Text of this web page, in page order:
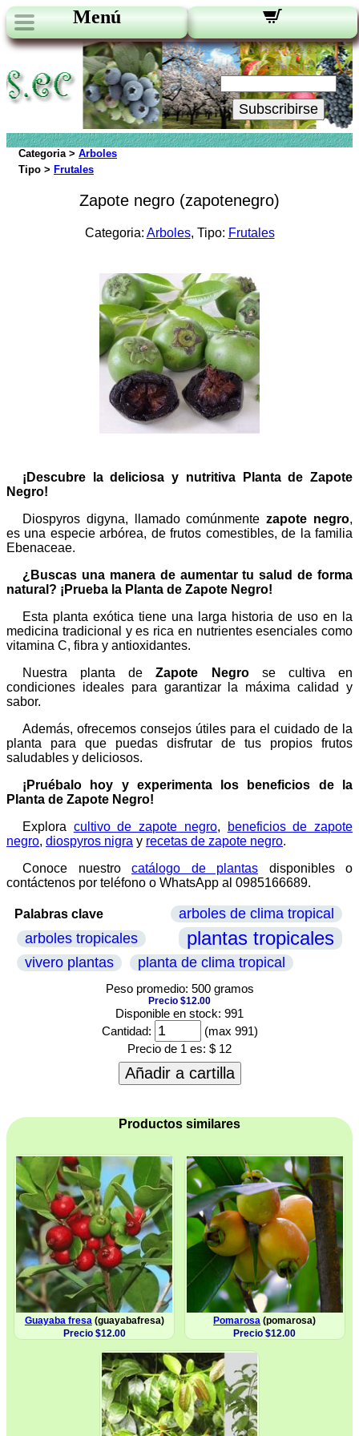
Menú
Novedades:
Su Email:
Subscribirse
Categoria > Arboles
Tipo > Frutales
Zapote negro (zapotenegro)
Categoria: Arboles, Tipo: Frutales
¡Descubre la deliciosa y nutritiva Planta de Zapote
Negro!
Diospyros digyna, llamado comúnmentezapote negro,
es una especie arbórea, de frutos comestibles, de la familia
Ebenaceae.
¿Buscas una manera de aumentar tu salud de forma
natural? ¡Prueba la Planta de Zapote Negro!
Esta planta exótica tiene una larga historia de uso en la
medicina tradicional y es rica en nutrientes esenciales como
vitamina C, fibra y antioxidantes.
Nuestra planta deZapote Negro se cultiva en
condiciones ideales para garantizar la máxima calidad y
sabor.
Además, ofrecemos consejos útiles para el cuidado de la
planta para que puedas disfrutar de tus propios frutos
saludables y deliciosos.
¡Pruébalo hoy y experimenta los beneficios de la
Planta de Zapote Negro!
Explora cultivo de zapote negro,
beneficios de zapote
negro, diospyros nigra y recetas de zapote negro.
Conoce nuestro catálogo de plantas disponibles o
contáctenos por teléfono o WhatsApp al 0985166689.
Palabras clave
arboles de clima tropical
arboles tropicales
plantas tropicales
vivero plantas planta de clima tropical
Peso promedio: 500 gramos
Precio $12.00
Disponible en stock: 991
Cantidad:
(max 991)
Precio de 1 es: $ 12
Añadir a cartilla
Productos similares
Guayaba fresa (guayabafresa)
Precio $12.00
Pomarosa (pomarosa)
Precio $12.00